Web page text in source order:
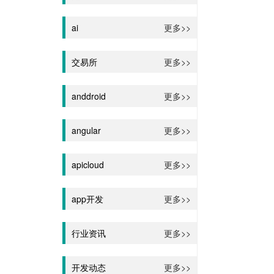
ai 更多>>
交易所 更多>>
anddroid 更多>>
angular 更多>>
apicloud 更多>>
app开发 更多>>
行业资讯 更多>>
开发动态 更多>>